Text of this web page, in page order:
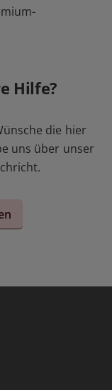
Hilfe?
die hier
uns über unser